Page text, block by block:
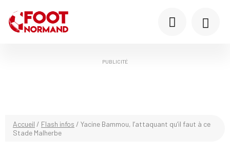
PUBLICITÉ
Accueil / Flash infos / Yacine Bammou, l’attaquant qu’il faut à ce
Stade Malherbe